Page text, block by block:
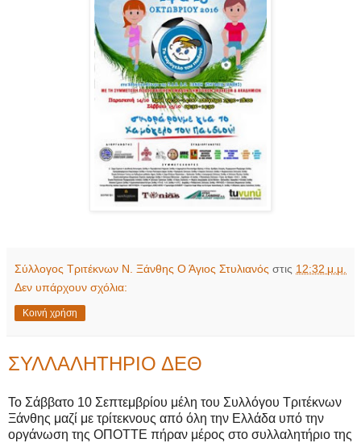
Σύλλογος Τριτέκνων Ν. Ξάνθης Ο Άγιος Στυλιανός στις 12:32 μ.μ.
Δεν υπάρχουν σχόλια:
Κοινή χρήση
ΣΥΛΛΑΛΗΤΗΡΙΟ ΔΕΘ
Το Σάββατο 10 Σεπτεμβρίου μέλη του Συλλόγου Τριτέκνων
Ξάνθης μαζί με τρίτεκνους από όλη την Ελλάδα υπό την
οργάνωση της ΟΠΟΤΤΕ πήραν μέρος στο συλλαλητήριο της